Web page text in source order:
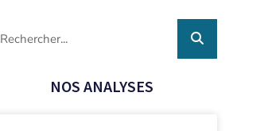
NOS ANALYSES